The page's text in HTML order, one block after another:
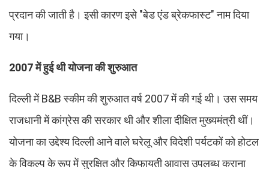
प्रदान की जाती है। इसी कारण इसे "बेड एंड ब्रेकफास्ट" नाम दिया
गया।
2007 में हुई थी योजना की शुरुआत
दिल्ली में B&B स्कीम की शुरुआत वर्ष 2007 में की गई थी। उस समय
राजधानी में कांग्रेस की सरकार थी और शीला दीक्षित मुख्यमंत्री थीं।
योजना का उद्देश्य दिल्ली आने वाले घरेलू और विदेशी पर्यटकों को होटल
के विकल्प के रूप में सुरक्षित और किफायती आवास उपलब्ध कराना